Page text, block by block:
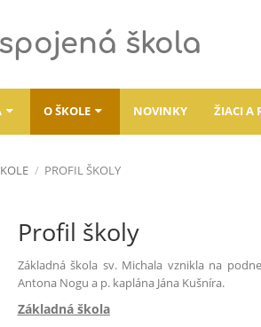
škola
O ŠKOLE NOVINKY ŽIACI A
/ PROFIL ŠKOLY
Profil školy
Základná škola sv. Michala vznikla na
Antona Nogu a p. kaplána Jána Kušníra.
Základná škola